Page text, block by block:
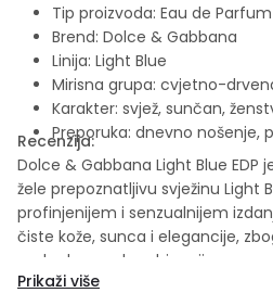
Tip proizvoda: Eau de Parfum
Brend: Dolce & Gabbana
Linija: Light Blue
Mirisna grupa: cvjetno-
Karakter: svjež, sunčan,
Preporuka: dnevno nošenje,
Recenzija:
Dolce & Gabbana Light Blue EDP
žele prepoznatljivu svježinu Light
profinjenijem i senzualnijem
čiste kože, sunca i elegancije,
svakodnevne kombinacije,
Prikaži više